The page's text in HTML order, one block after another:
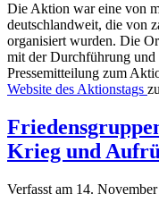
Die Aktion war eine von
deutschlandweit, die von
organisiert wurden. Die
mit der Durchführung
Pressemitteilung zum
Website des Aktionstags
Krieg und
Verfasst am 14.